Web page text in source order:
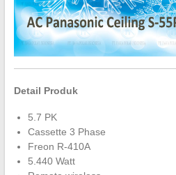
Detail Produk
5.7 PK
Cassette 3 Phase
Freon R-410A
5.440 Watt